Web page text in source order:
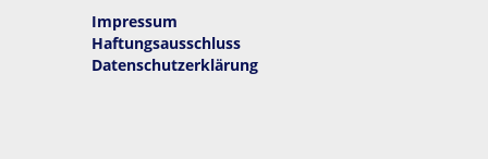
Impressum
Haftungsausschluss
Datenschutzerklärung